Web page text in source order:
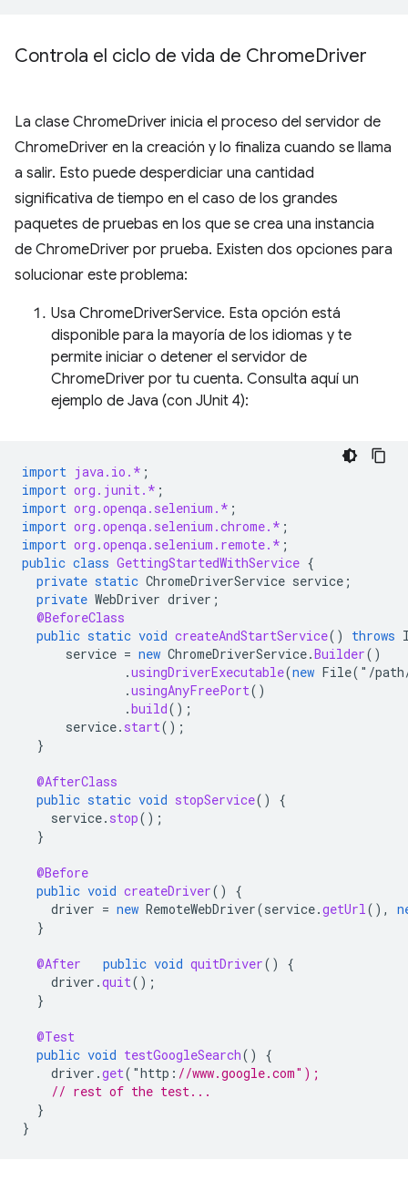
Controla el ciclo de vida de ChromeDriver
La clase ChromeDriver inicia el proceso del servidor de
ChromeDriver en la creación y lo finaliza cuando se llama
a salir. Esto puede desperdiciar una cantidad
significativa de tiempo en el caso de los grandes
paquetes de pruebas en los que se crea una instancia
de ChromeDriver por prueba. Existen dos opciones para
solucionar este problema:
Usa ChromeDriverService. Esta opción está
disponible para la mayoría de los idiomas y te
permite iniciar o detener el servidor de
ChromeDriver por tu cuenta. Consulta aquí un
ejemplo de Java (con JUnit 4):
import java.io.* ;
import org.junit.* ;
import org.openqa.selenium.* ;
import org.openqa.selenium.chrome.* ;
import org.openqa.selenium.remote.* ;
public class GettingStartedWithService {
private static ChromeDriverService service ;
private WebDriver driver ;
@BeforeClass
public static void createAndStartService() throws
service = new ChromeDriverService.Builder()
.usingDriverExecutable(new File( " /path
.usingAnyFreePort()
.build();
service. start();
}
@AfterClass
public static void stopService()
{
service. stop();
}
@Before
public void createDriver()
{
driver = new RemoteWebDriver(service.getUrl(),
}
@After public void quitDriver()
{
driver .quit();
}
@Test
public void testGoogleSearch()
{
driver .get( "http : //www.google.com");
// rest of the test...
}
}